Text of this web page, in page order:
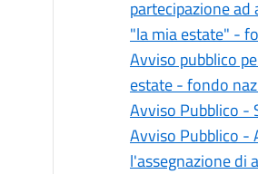
partecipazione
"la mia estate" -
Avviso pubblico
estate - fondo
Avviso Pubblico -
Avviso Pubblico -
l'assegnazione di